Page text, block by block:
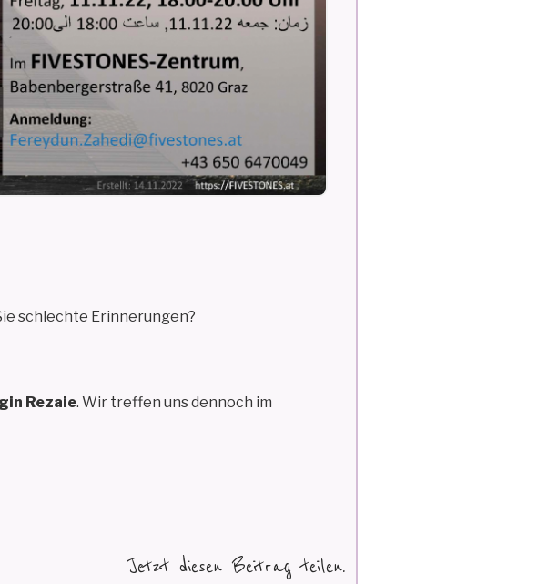
schlechte Erinnerungen?
Rezaie. Wir treffen uns dennoch im
Jetzt diesen Beitrag teilen.